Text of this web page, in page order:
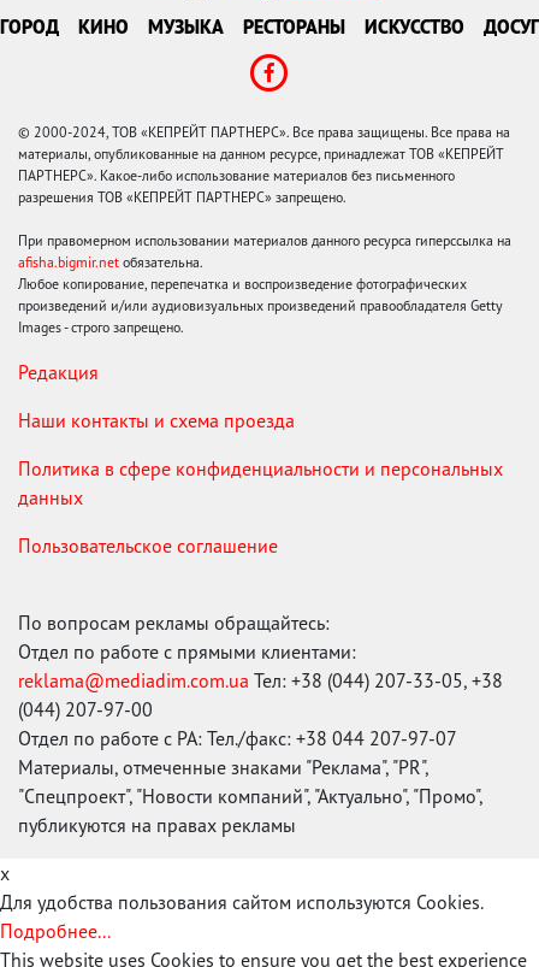
ГОРОД КИНО МУЗЫКА РЕСТОРАНЫ ИСКУССТВО ДОСУГ
© 2000-2024, ТОВ «КЕПРЕЙТ ПАРТНЕРС». Все права защищены. Все права на
материалы, опубликованные на данном ресурсе, принадлежат ТОВ «КЕПРЕЙТ
ПАРТНЕРС». Какое-либо использование материалов без письменного
разрешения ТОВ «КЕПРЕЙТ ПАРТНЕРС» запрещено.
При правомерном использовании материалов данного ресурса гиперссылка на
afisha.bigmir.net обязательна.
Любое копирование, перепечатка и воспроизведение фотографических
произведений и/или аудиовизуальных произведений правообладателя Getty
Images - строго запрещено.
Редакция
Наши контакты и схема проезда
Политика в сфере конфиденциальности и персональных
данных
Пользовательское соглашение
По вопросам рекламы обращайтесь:
Отдел по работе с прямыми клиентами:
reklama@mediadim.com.ua Тел: +38 (044) 207-33-05, +38
(044) 207-97-00
Отдел по работе с РА: Тел./факс: +38 044 207-97-07
Материалы, отмеченные знаками "Реклама", "PR",
"Спецпроект", "Новости компаний", "Актуально", "Промо",
публикуются на правах рекламы
x
Для удобства пользования сайтом используются Cookies.
Подробнее...
This website uses Cookies to ensure you get the best experience